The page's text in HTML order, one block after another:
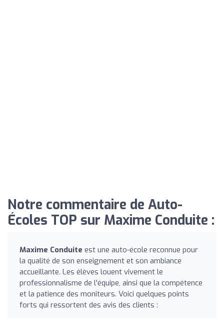
Notre commentaire de Auto-
Écoles TOP sur Maxime Conduite :
Maxime Conduite est une auto-école reconnue pour
la qualité de son enseignement et son ambiance
accueillante. Les élèves louent vivement le
professionnalisme de l'équipe, ainsi que la compétence
et la patience des moniteurs. Voici quelques points
forts qui ressortent des avis des clients :